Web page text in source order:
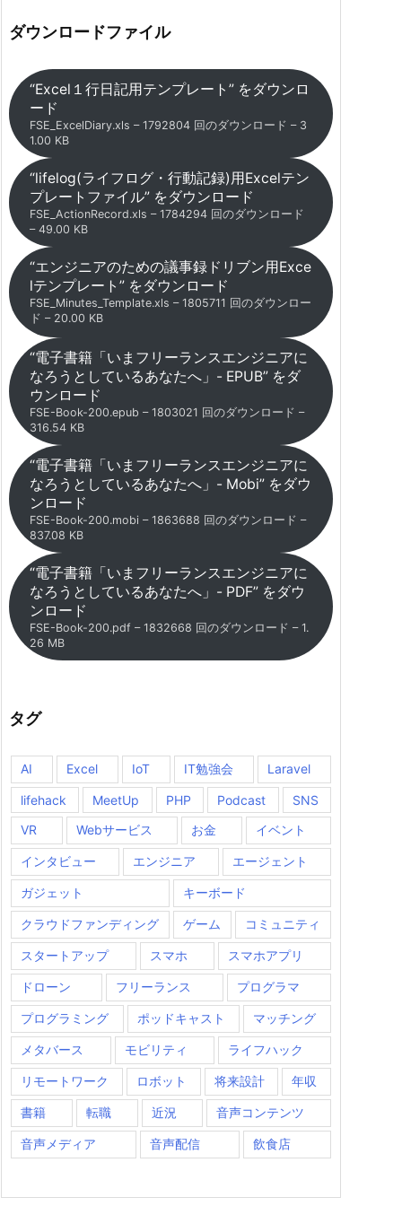
ダウンロードファイル
“Excel１行日記用テンプレート” をダウンロ
ード
FSE_ExcelDiary.xls – 1792804 回のダウンロード – 3
1.00 KB
“lifelog(ライフログ・行動記録)用Excelテン
プレートファイル” をダウンロード
FSE_ActionRecord.xls – 1784294 回のダウンロード
– 49.00 KB
“エンジニアのための議事録ドリブン用Exce
lテンプレート” をダウンロード
FSE_Minutes_Template.xls – 1805711 回のダウンロー
ド – 20.00 KB
“電子書籍「いまフリーランスエンジニアに
なろうとしているあなたへ」- EPUB” をダ
ウンロード
FSE-Book-200.epub – 1803021 回のダウンロード –
316.54 KB
“電子書籍「いまフリーランスエンジニアに
なろうとしているあなたへ」- Mobi” をダウ
ンロード
FSE-Book-200.mobi – 1863688 回のダウンロード –
837.08 KB
“電子書籍「いまフリーランスエンジニアに
なろうとしているあなたへ」- PDF” をダウ
ンロード
FSE-Book-200.pdf – 1832668 回のダウンロード – 1.
26 MB
タグ
AI Excel IoT IT勉強会 Laravel
lifehack MeetUp PHP Podcast
SNS
VR
Webサービス お金 イベント
インタビュー エンジニア エージェント
ガジェット キーボード
クラウドファンディング ゲーム コミュニティ
スタートアップ スマホ スマホアプリ
ドローン フリーランス プログラマ
プログラミング ポッドキャスト マッチング
メタバース モビリティ ライフハック
リモートワーク ロボット 将来設計 年収
書籍 転職 近況 音声コンテンツ
音声メディア 音声配信 飲食店